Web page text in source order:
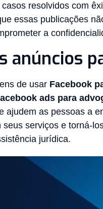
resolvidos com
essas publicações
a
anúncios
de usar Facebook
ads para
ajudem as pessoas a
serviços e torná-
jurídica.